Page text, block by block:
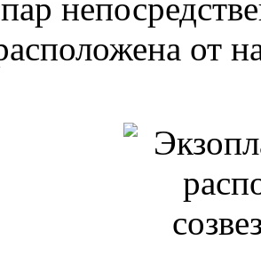
от